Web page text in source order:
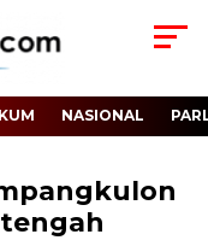
NASIONAL